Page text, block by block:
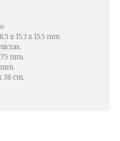
x 15.3 x 15.5 mm
mm.
38 cm.